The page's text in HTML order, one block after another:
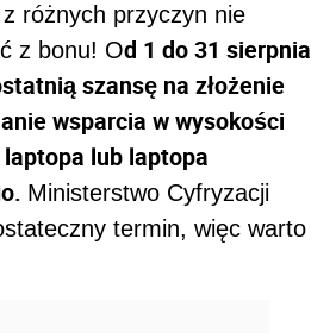
różnych przyczyn nie
z bonu! Od 1 do 31 sierpnia
szansę na złożenie
wsparcia w wysokości
laptopa lub laptopa
Ministerstwo Cyfryzacji
termin, więc warto